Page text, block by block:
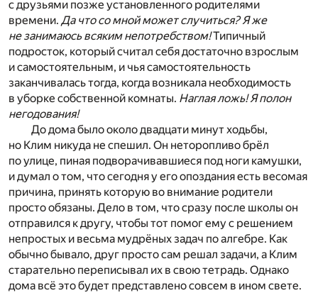
с друзьями позже установленного родителями
времени. Да что со мной может случиться? Я же
не занимаюсь всяким непотребством!Типичный
подросток, который считал себя достаточно взрослым
и самостоятельным, и чья самостоятельность
заканчивалась тогда, когда возникала необходимость
в уборке собственной комнаты. Наглая ложь! Я полон
негодования!
До дома было около двадцати минут ходьбы,
но Клим никуда не спешил. Он неторопливо брёл
по улице, пиная подворачивавшиеся под ноги камушки,
и думал о том, что сегодня у его опоздания есть весомая
причина, принять которую во внимание родители
просто обязаны. Дело в том, что сразу после школы он
отправился к другу, чтобы тот помог ему с решением
непростых и весьма мудрёных задач по алгебре. Как
обычно бывало, друг просто сам решал задачи, а Клим
старательно переписывал их в свою тетрадь. Однако
дома всё это будет представлено совсем в ином свете.